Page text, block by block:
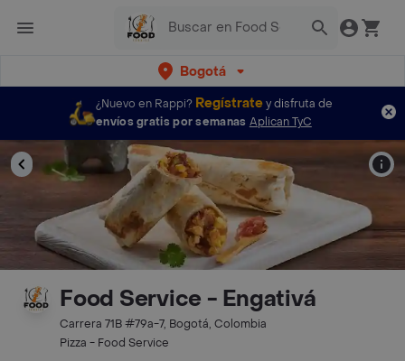
Bogotá
¿Nuevo en Rappi? Regístratey disfruta de
envíos gratis por semanas Aplican TyC
Food Service - Engativá
Carrera 71B #79a-7, Bogotá, Colombia
Pizza - Food Service